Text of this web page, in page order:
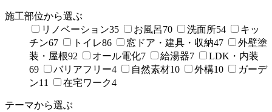
施工部位から選ぶ
リノベーション35 お風呂70 洗面所54
キッ
チン67 トイレ86 窓ドア・建具・収納47
外壁塗
装・屋根92 オール電化7 給湯器7
LDK・内装
69
バリアフリー4 自然素材10 外構10
ガーデ
ン11 在宅ワーク4
テーマから選ぶ